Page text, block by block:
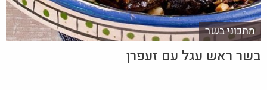
מתכוני בשר
בשר ראש עגל עם זעפרן